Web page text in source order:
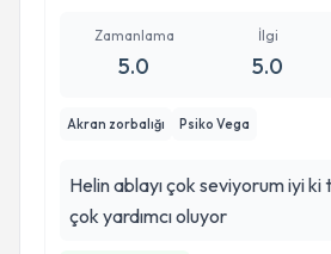
Zamanlama
5.0
İlgi
5.0
Akran zorbalığı Psiko Vega
Helin ablayı çok seviyorum iyi ki
çok yardımcı oluyor